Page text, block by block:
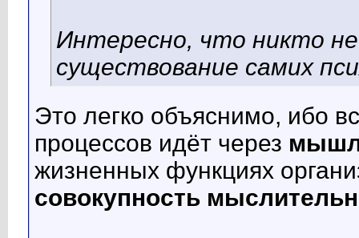
Интересно, что никто
существование самих
Это легко объяснимо, ибо
процессов идёт через
жизненных функциях
совокупность